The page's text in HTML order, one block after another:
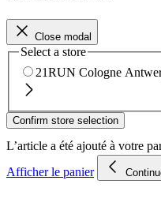
Close modal
Select a store
21RUN Cologne
Confirm store selection
L’article a été ajouté à votre
Afficher le panier